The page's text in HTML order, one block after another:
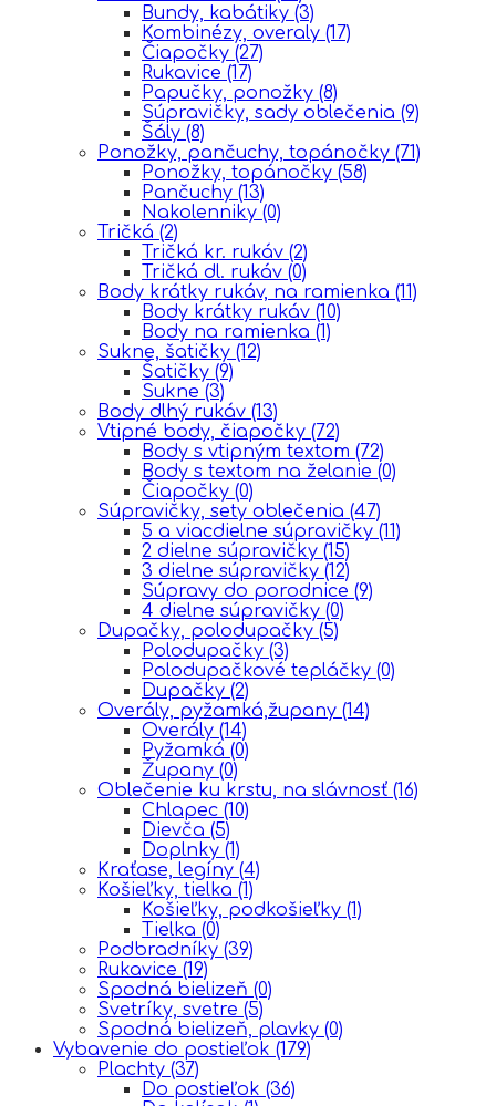
Bundy, kabátiky (3)
Kombinézy, overaly (17)
Čiapočky (27)
Rukavice (17)
Papučky, ponožky (8)
Súpravičky, sady oblečenia (9)
Šály (8)
Ponožky, pančuchy, topánočky (71)
Ponožky, topánočky (58)
Pančuchy (13)
Nakolenniky (0)
Tričká (2)
Tričká kr. rukáv (2)
Tričká dl. rukáv (0)
Body krátky rukáv, na ramienka (11)
Body krátky rukáv (10)
Body na ramienka (1)
Sukne, šatičky (12)
Šatičky (9)
Sukne (3)
Body dlhý rukáv (13)
Vtipné body, čiapočky (72)
Body s vtipným textom (72)
Body s textom na želanie (0)
Čiapočky (0)
Súpravičky, sety oblečenia (47)
5 a viacdielne súpravičky (11)
2 dielne súpravičky (15)
3 dielne súpravičky (12)
Súpravy do porodnice (9)
4 dielne súpravičky (0)
Dupačky, polodupačky (5)
Polodupačky (3)
Polodupačkové tepláčky (0)
Dupačky (2)
Overály, pyžamká,župany (14)
Overály (14)
Pyžamká (0)
Župany (0)
Oblečenie ku krstu, na slávnosť (16)
Chlapec (10)
Dievča (5)
Doplnky (1)
Kraťase, legíny (4)
Košieľky, tielka (1)
Košieľky, podkošieľky (1)
Tielka (0)
Podbradníky (39)
Rukavice (19)
Spodná bielizeň (0)
Svetríky, svetre (5)
Spodná bielizeň, plavky (0)
Vybavenie do postieľok (179)
Plachty (37)
Do postieľok (36)